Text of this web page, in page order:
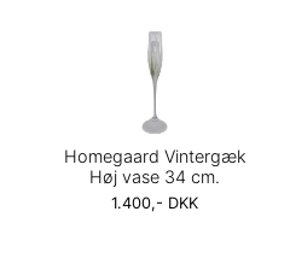
Homegaard Vintergæk
Høj vase 34 cm.
1.400,- DKK